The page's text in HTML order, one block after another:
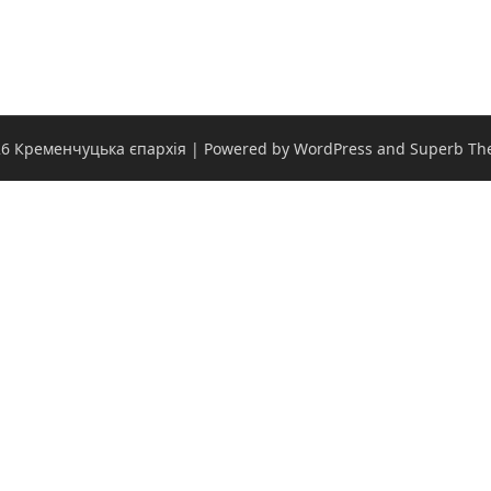
Кременчуцька єпархія | Powered by WordPress and Superb